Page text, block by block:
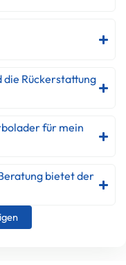
die Rückerstattung
für mein
bietet der